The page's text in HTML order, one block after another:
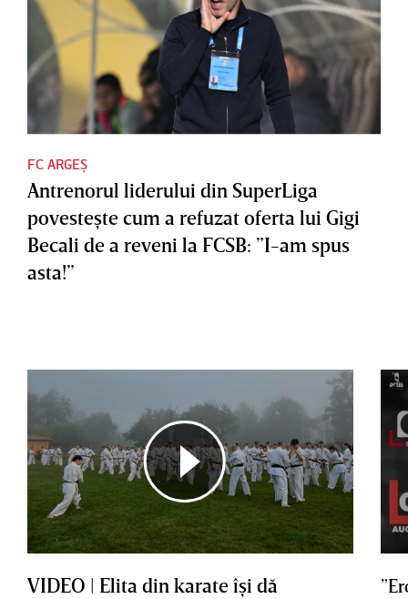
FC ARGEȘ
Antrenorul liderului din SuperLiga
povesteşte cum a refuzat oferta lui Gigi
Becali de a reveni la FCSB: ”I-am spus
asta!”
VIDEO | Elita din karate îşi dă